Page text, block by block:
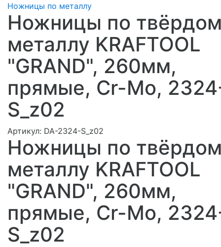
Ножницы по металлу
Ножницы по
металлу KRAFTOOL
"GRAND", 260мм,
прямые, Cr-Mo,
S_z02
Артикул: DA-2324-S_z02
Ножницы по
металлу KRAFTOOL
"GRAND", 260мм,
прямые, Cr-Mo,
S_z02